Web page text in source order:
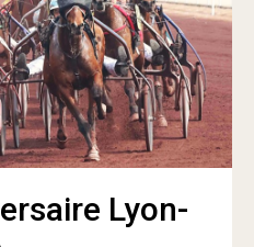
Lyon-